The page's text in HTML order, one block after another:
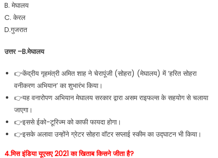
B. मेघालय
C. केरल
D.गुजरात
उत्तर –B.मेघालय
👉केंद्रीय गृहमंत्री अमित शाह ने चेरापूंजी (सोहरा) (मेघालय) में ‘हरित सोहरा
वनीकरण अभियान’ का शुभारंभ किया।
👉यह वनारोपण अभियान मेघालय सरकार द्वारा असम राइफल्स के सहयोग से चलाया
जाएगा।
👉इससे ईको-टूरिज्म को काफी फायदा होगा।
👉इसके अलावा उन्होंने ग्रेटर सोहरा वॉटर सप्लाई स्कीम का उद्घाटन भी किया।
4.मिस इंडिया यूएसए 2021 का खिताब किसने जीता है?